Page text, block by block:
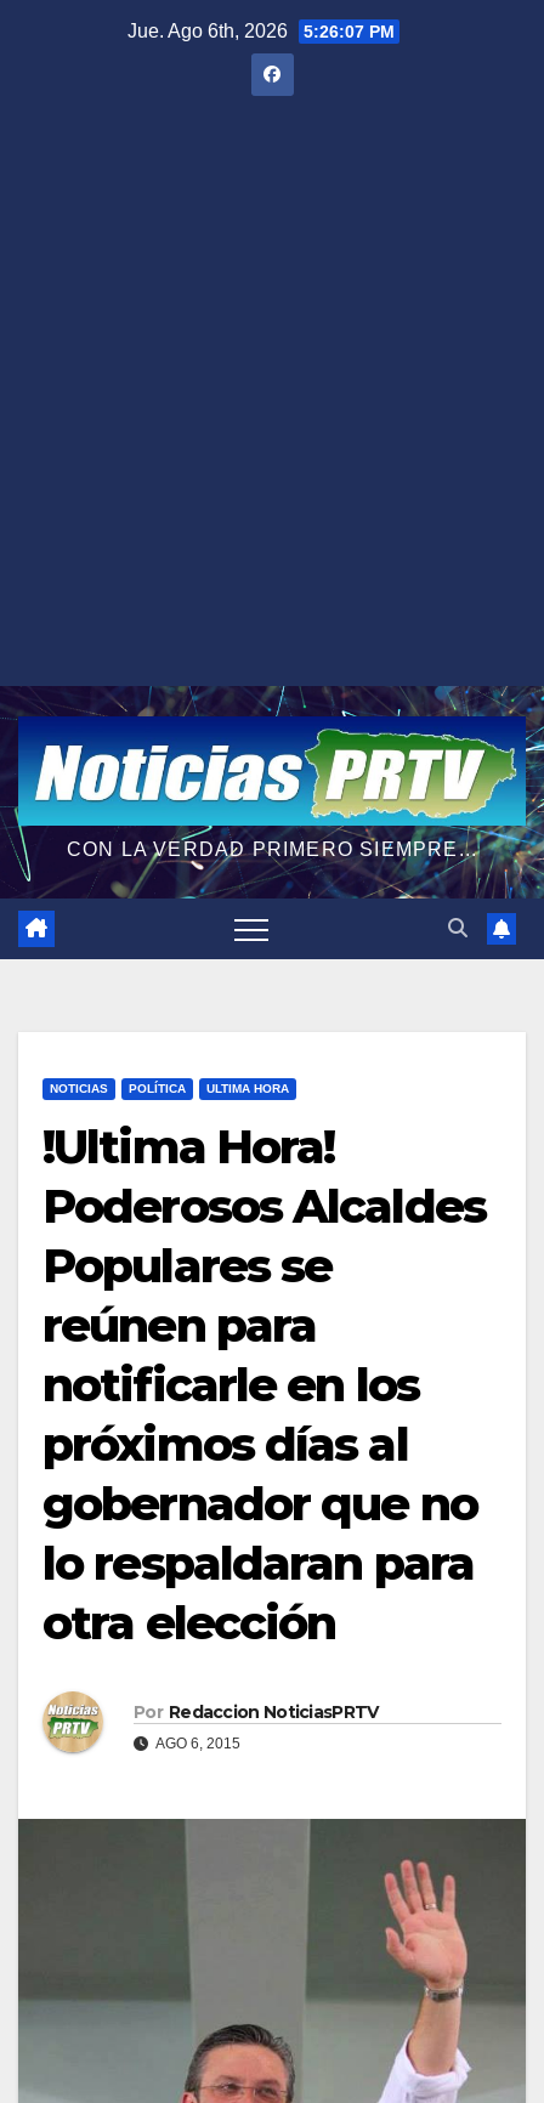
Jue. Ago 6th, 2026 5:26:08 PM
CON LA VERDAD PRIMERO SIEMPRE...
NOTICIAS POLÍTICA ULTIMA HORA
!Ultima Hora!
Poderosos Alcaldes
Populares se
reúnen para
notificarle en los
próximos días al
gobernador que no
lo respaldaran para
otra elección
Por Redaccion NoticiasPRTV
AGO 6, 2015